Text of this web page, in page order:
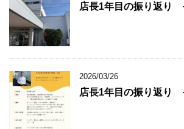
店長1年目の振り返り
2026/03/26
店長1年目の振り返り